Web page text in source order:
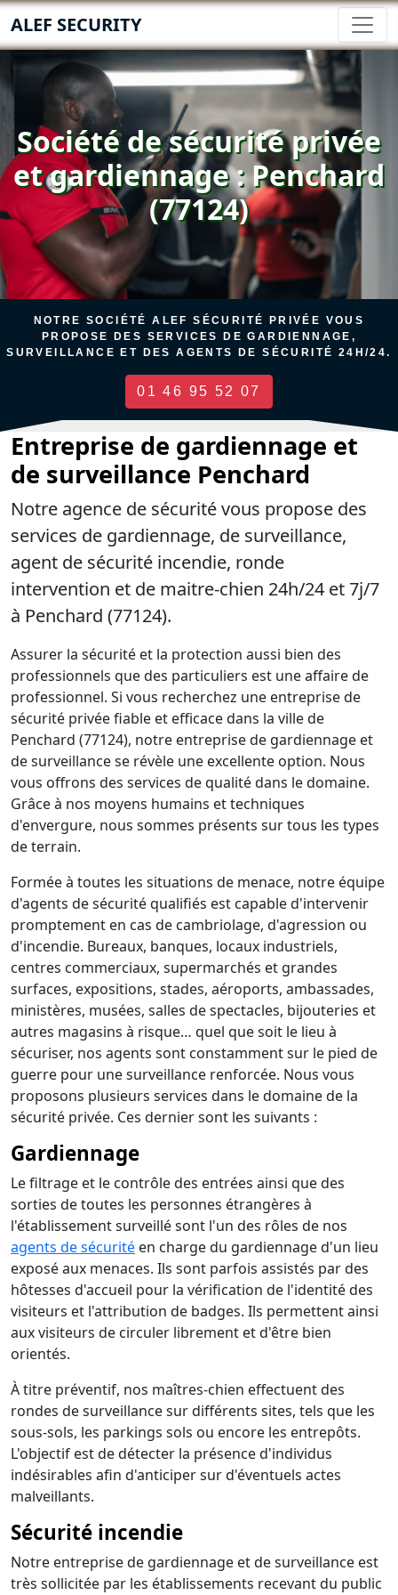
ALEF SECURITY
Société de sécurité privée
et gardiennage : Penchard
(77124)
NOTRE SOCIÉTÉ ALEF SÉCURITÉ PRIVÉE VOUS
PROPOSE DES SERVICES DE GARDIENNAGE,
SURVEILLANCE ET DES AGENTS DE SÉCURITÉ 24H/24.
01 46 95 52 07
Entreprise de gardiennage et
de surveillance Penchard
Notre agence de sécurité vous propose des
services de gardiennage, de surveillance,
agent de sécurité incendie, ronde
intervention et de maitre-chien 24h/24 et 7j/7
à Penchard (77124).
Assurer la sécurité et la protection aussi bien des
professionnels que des particuliers est une affaire de
professionnel. Si vous recherchez une entreprise de
sécurité privée fiable et efficace dans la ville de
Penchard (77124), notre entreprise de gardiennage et
de surveillance se révèle une excellente option. Nous
vous offrons des services de qualité dans le domaine.
Grâce à nos moyens humains et techniques
d'envergure, nous sommes présents sur tous les types
de terrain.
Formée à toutes les situations de menace, notre équipe
d'agents de sécurité qualifiés est capable d'intervenir
promptement en cas de cambriolage, d'agression ou
d'incendie. Bureaux, banques, locaux industriels,
centres commerciaux, supermarchés et grandes
surfaces, expositions, stades, aéroports, ambassades,
ministères, musées, salles de spectacles, bijouteries et
autres magasins à risque… quel que soit le lieu à
sécuriser, nos agents sont constamment sur le pied de
guerre pour une surveillance renforcée. Nous vous
proposons plusieurs services dans le domaine de la
sécurité privée. Ces dernier sont les suivants :
Gardiennage
Le filtrage et le contrôle des entrées ainsi que des
sorties de toutes les personnes étrangères à
l'établissement surveillé sont l'un des rôles de nos
agents de sécurité en charge du gardiennage d'un lieu
exposé aux menaces. Ils sont parfois assistés par des
hôtesses d'accueil pour la vérification de l'identité des
visiteurs et l'attribution de badges. Ils permettent ainsi
aux visiteurs de circuler librement et d'être bien
orientés.
À titre préventif, nos maîtres-chien effectuent des
rondes de surveillance sur différents sites, tels que les
sous-sols, les parkings sols ou encore les entrepôts.
L'objectif est de détecter la présence d'individus
indésirables afin d'anticiper sur d'éventuels actes
malveillants.
Sécurité incendie
Notre entreprise de gardiennage et de surveillance est
très sollicitée par les établissements recevant du public